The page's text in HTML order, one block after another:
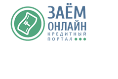
Перейти к основному содержанию